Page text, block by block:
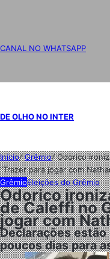
CANAL NO WHATSAPP
DE OLHO NO INTER
Início/Grêmio/Odorico
“Trazer para jogar com
GrêmioEleições do Grêmio
Odorico
de Caleffi no
jogar com
Declarações
poucos dias para